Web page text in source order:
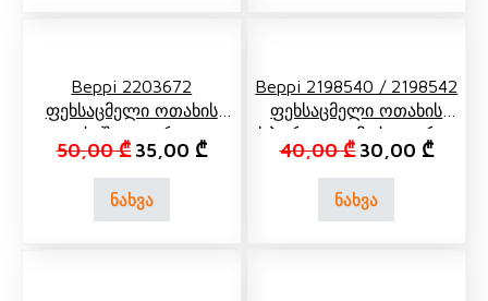
Beppi 2203672
Ფეხსაცმელი Ოთახის
Ქოში Თეთრი
50,00₾ Original price was: 50,00 ₾.
35,00 ₾Current price is: 35,00 ₾.
ნახვა
Beppi 2198540 / 2198542
Ფეხსაცმელი Ოთახის
Სპორტული Მუქი Ლურჯი
40,00₾ Original price
30,00 ₾
ნახვა